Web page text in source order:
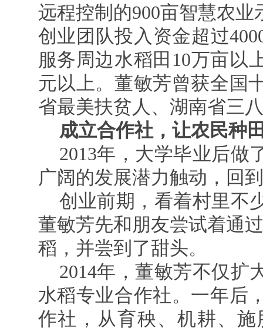
远程控制的900亩智慧农
创业团队投入资金超过
服务周边水稻田10万亩以
元以上。董敏芳曾获全国
省最美扶贫人、湖南省三
成立合作社，让农民种
2013年，大学毕业后做
广阔的发展潜力触动，回
创业前期，看着村里不
董敏芳先和朋友尝试着通
稻，并尝到了甜头。
2014年，董敏芳不仅扩
水稻专业合作社。一年后
作社，从育秧、机耕、